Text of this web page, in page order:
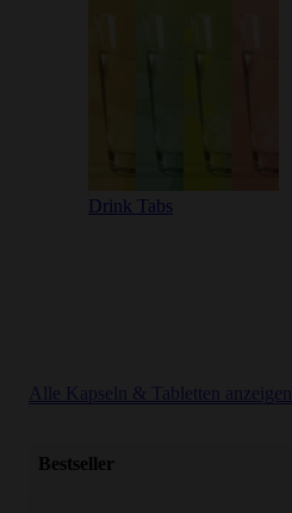
Drink Tabs
Alle Kapseln & Tabletten anzeigen
Bestseller